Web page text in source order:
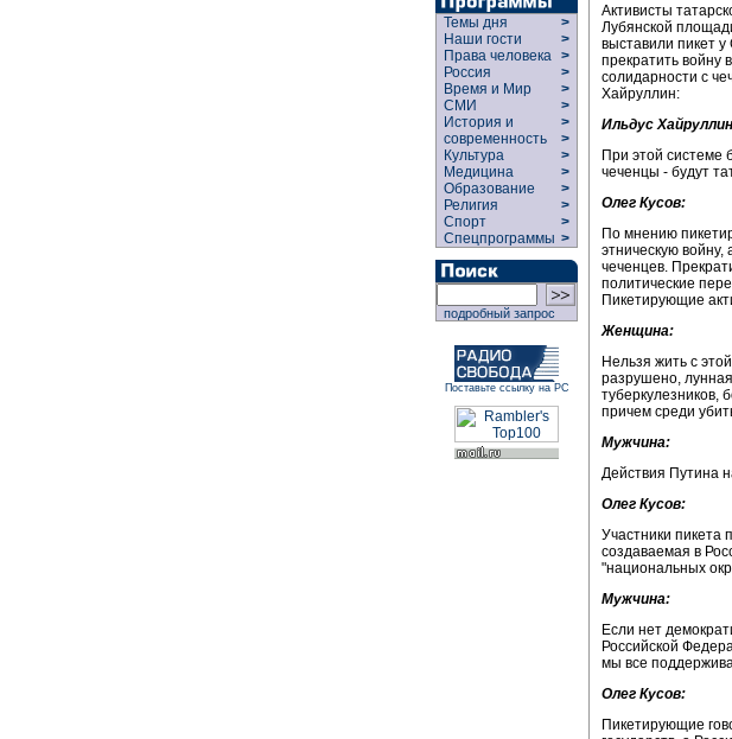
Темы дня
>
Наши гости
>
Права человека >
Россия
>
Время и Мир
>
СМИ
>
История и
современность
>
>
Культура
>
Медицина
>
Образование
>
Религия
>
Спорт
>
Спецпрограммы >
подробный запрос
Поставьте ссылку на РС
Активисты
Лубянской
выставили пикет
прекратить войну
солидарности с
Хайруллин:
Ильдус
При этой системе
чеченцы - будут
Олег Кусов:
По мнению
этническую
чеченцев.
политические
Пикетирующие
Женщина:
Нельзя жить с
разрушено,
туберкулезников,
причем среди
Мужчина:
Действия Путина
Олег Кусов:
Участники пикета
создаваемая в
"национальных
Мужчина:
Если нет
Российской
мы все
Олег Кусов:
Пикетирующие